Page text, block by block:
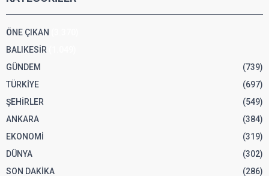
ÖNE ÇIKAN
BALIKESİR
GÜNDEM
(739)
TÜRKİYE
(697)
ŞEHİRLER
(549)
ANKARA
(384)
EKONOMİ
(319)
DÜNYA
(302)
SON DAKİKA
(286)